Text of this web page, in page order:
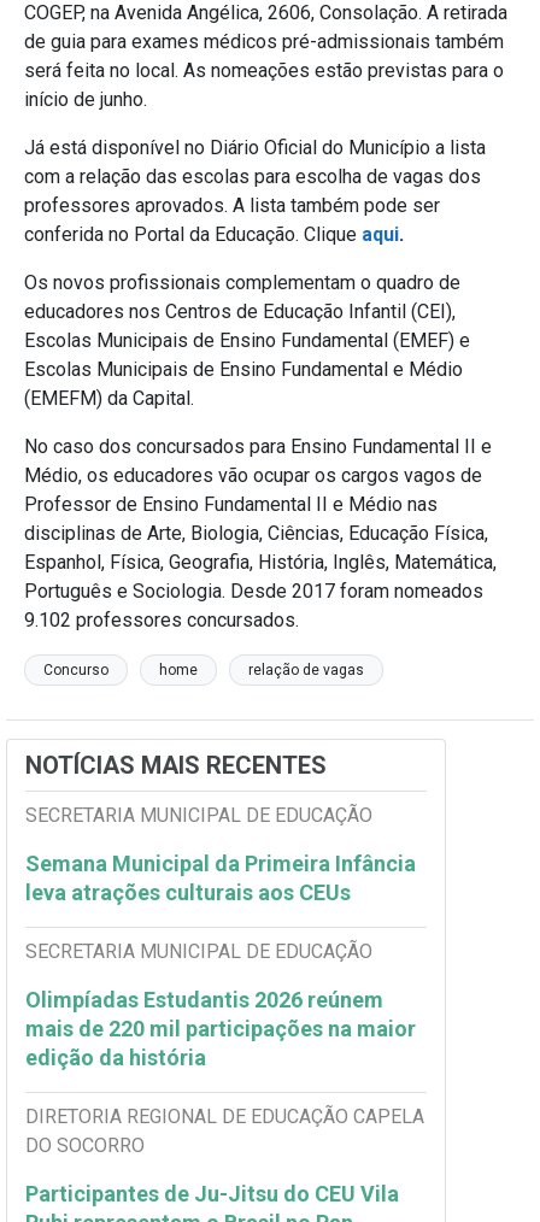
COGEP, na Avenida Angélica, 2606, Consolação. A retirada
de guia para exames médicos pré-admissionais também
será feita no local. As nomeações estão previstas para o
início de junho.
Já está disponível no Diário Oficial do Município a lista
com a relação das escolas para escolha de vagas dos
professores aprovados. A lista também pode ser
conferida no Portal da Educação. Clique aqui.
Os novos profissionais complementam o quadro de
educadores nos Centros de Educação Infantil (CEI),
Escolas Municipais de Ensino Fundamental (EMEF) e
Escolas Municipais de Ensino Fundamental e Médio
(EMEFM) da Capital.
No caso dos concursados para Ensino Fundamental II e
Médio, os educadores vão ocupar os cargos vagos de
Professor de Ensino Fundamental II e Médio nas
disciplinas de Arte, Biologia, Ciências, Educação Física,
Espanhol, Física, Geografia, História, Inglês, Matemática,
Português e Sociologia. Desde 2017 foram nomeados
9.102 professores concursados.
Concurso home relação de vagas
NOTÍCIAS MAIS RECENTES
SECRETARIA MUNICIPAL DE EDUCAÇÃO
Semana Municipal da Primeira Infância
leva atrações culturais aos CEUs
SECRETARIA MUNICIPAL DE EDUCAÇÃO
Olimpíadas Estudantis 2026 reúnem
mais de 220 mil participações na maior
edição da história
DIRETORIA REGIONAL DE EDUCAÇÃO CAPELA
DO SOCORRO
Participantes de Ju-Jitsu do CEU Vila